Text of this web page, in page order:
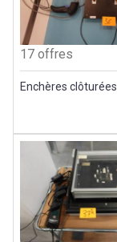
17 offres
Enchères clôturées